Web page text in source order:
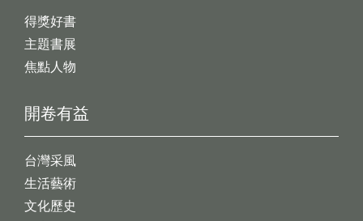
開卷有益
台灣采風
生活藝術
文化歷史
得獎好書
主題書展
焦點人物